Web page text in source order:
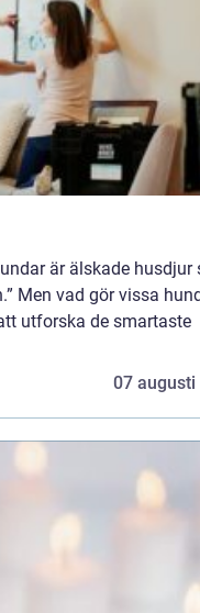
är älskade husdjur
Men vad gör vissa
utforska de smartaste
07 augusti